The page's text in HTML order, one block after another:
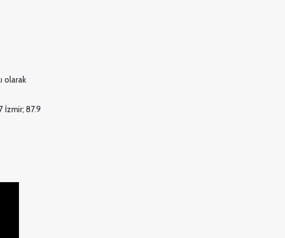
olarak
İzmir; 87.9